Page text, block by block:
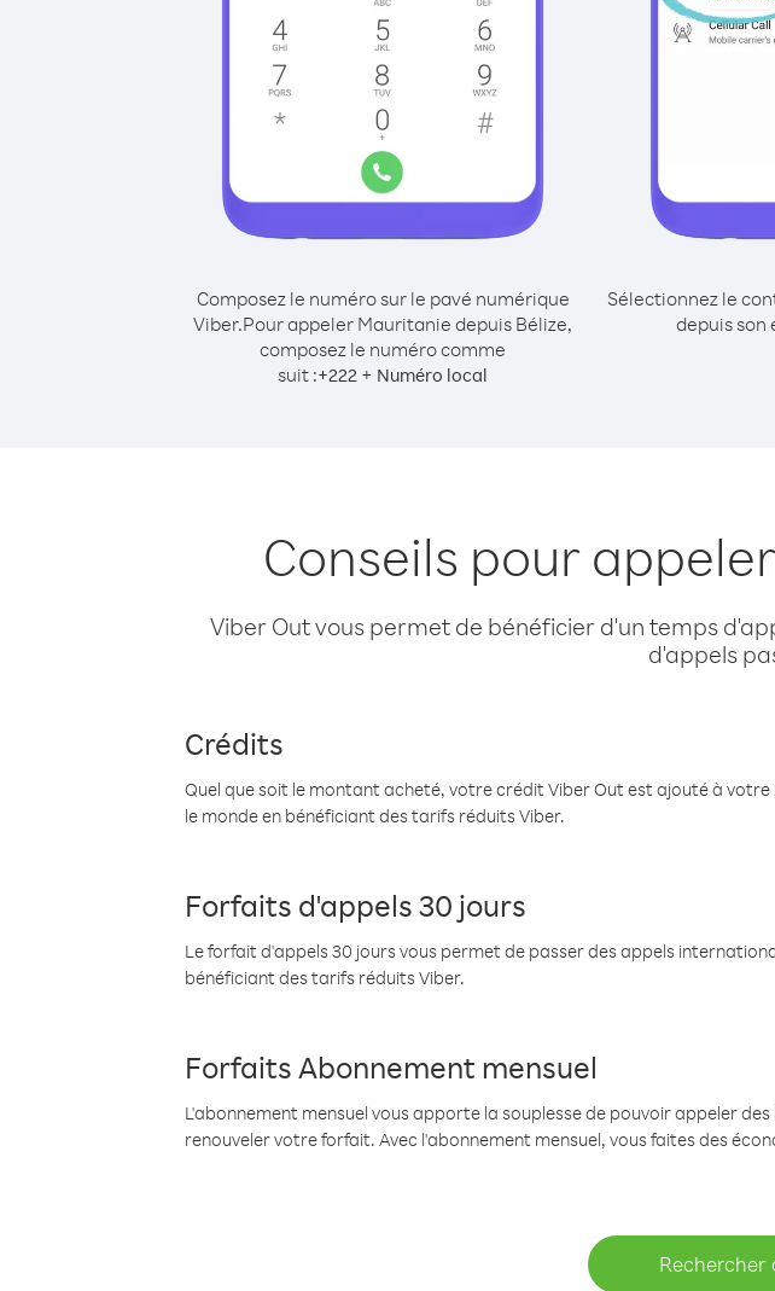
Composez le numéro sur le pavé numérique
Viber.Pour appeler Mauritanie depuis Bélize,
composez le numéro comme
suit :+222 + Numéro local
Sélectionnez le
depuis son
Conseils pour
Viber Out vous permet de bénéficier d'un temps
d'appels
Crédits
Quel que soit le montant acheté, votre crédit Viber Out est ajouté à
le monde en bénéficiant des tarifs réduits Viber.
Forfaits d'appels 30 jours
Le forfait d'appels 30 jours vous permet de passer des appels
bénéficiant des tarifs réduits Viber.
Forfaits Abonnement mensuel
L'abonnement mensuel vous apporte la souplesse de pouvoir appeler
renouveler votre forfait. Avec l'abonnement mensuel, vous faites des
Rechercher